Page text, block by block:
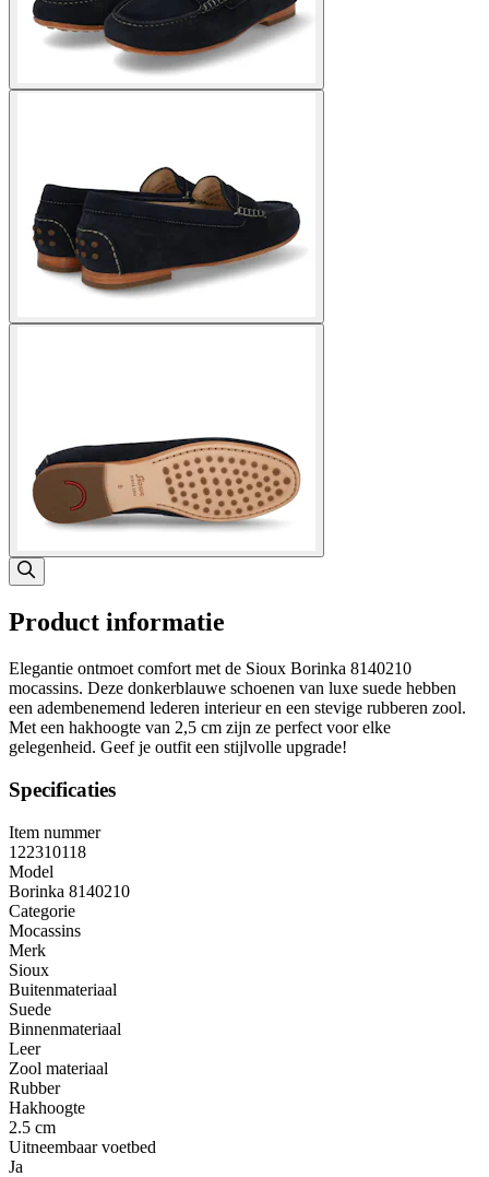
Product informatie
Elegantie ontmoet comfort met de Sioux Borinka 8140210
mocassins. Deze donkerblauwe schoenen van luxe suede hebben
een adembenemend lederen interieur en een stevige rubberen zool.
Met een hakhoogte van 2,5 cm zijn ze perfect voor elke
gelegenheid. Geef je outfit een stijlvolle upgrade!
Specificaties
Item nummer
122310118
Model
Borinka 8140210
Categorie
Mocassins
Merk
Sioux
Buitenmateriaal
Suede
Binnenmateriaal
Leer
Zool materiaal
Rubber
Hakhoogte
2.5 cm
Uitneembaar voetbed
Ja